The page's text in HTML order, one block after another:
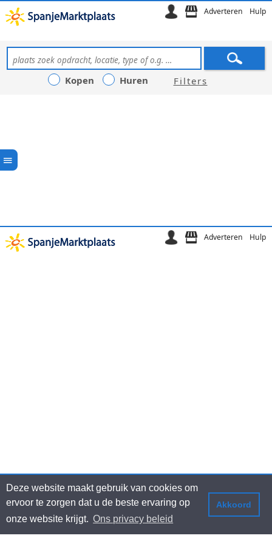
Deze website maakt gebruik van cookies om
ervoor te zorgen dat u de beste ervaring op
onze website krijgt. Ons privacy beleid
Akkoord
Adverteren Hulp
Kopen Huren Filters
Adverteren Hulp